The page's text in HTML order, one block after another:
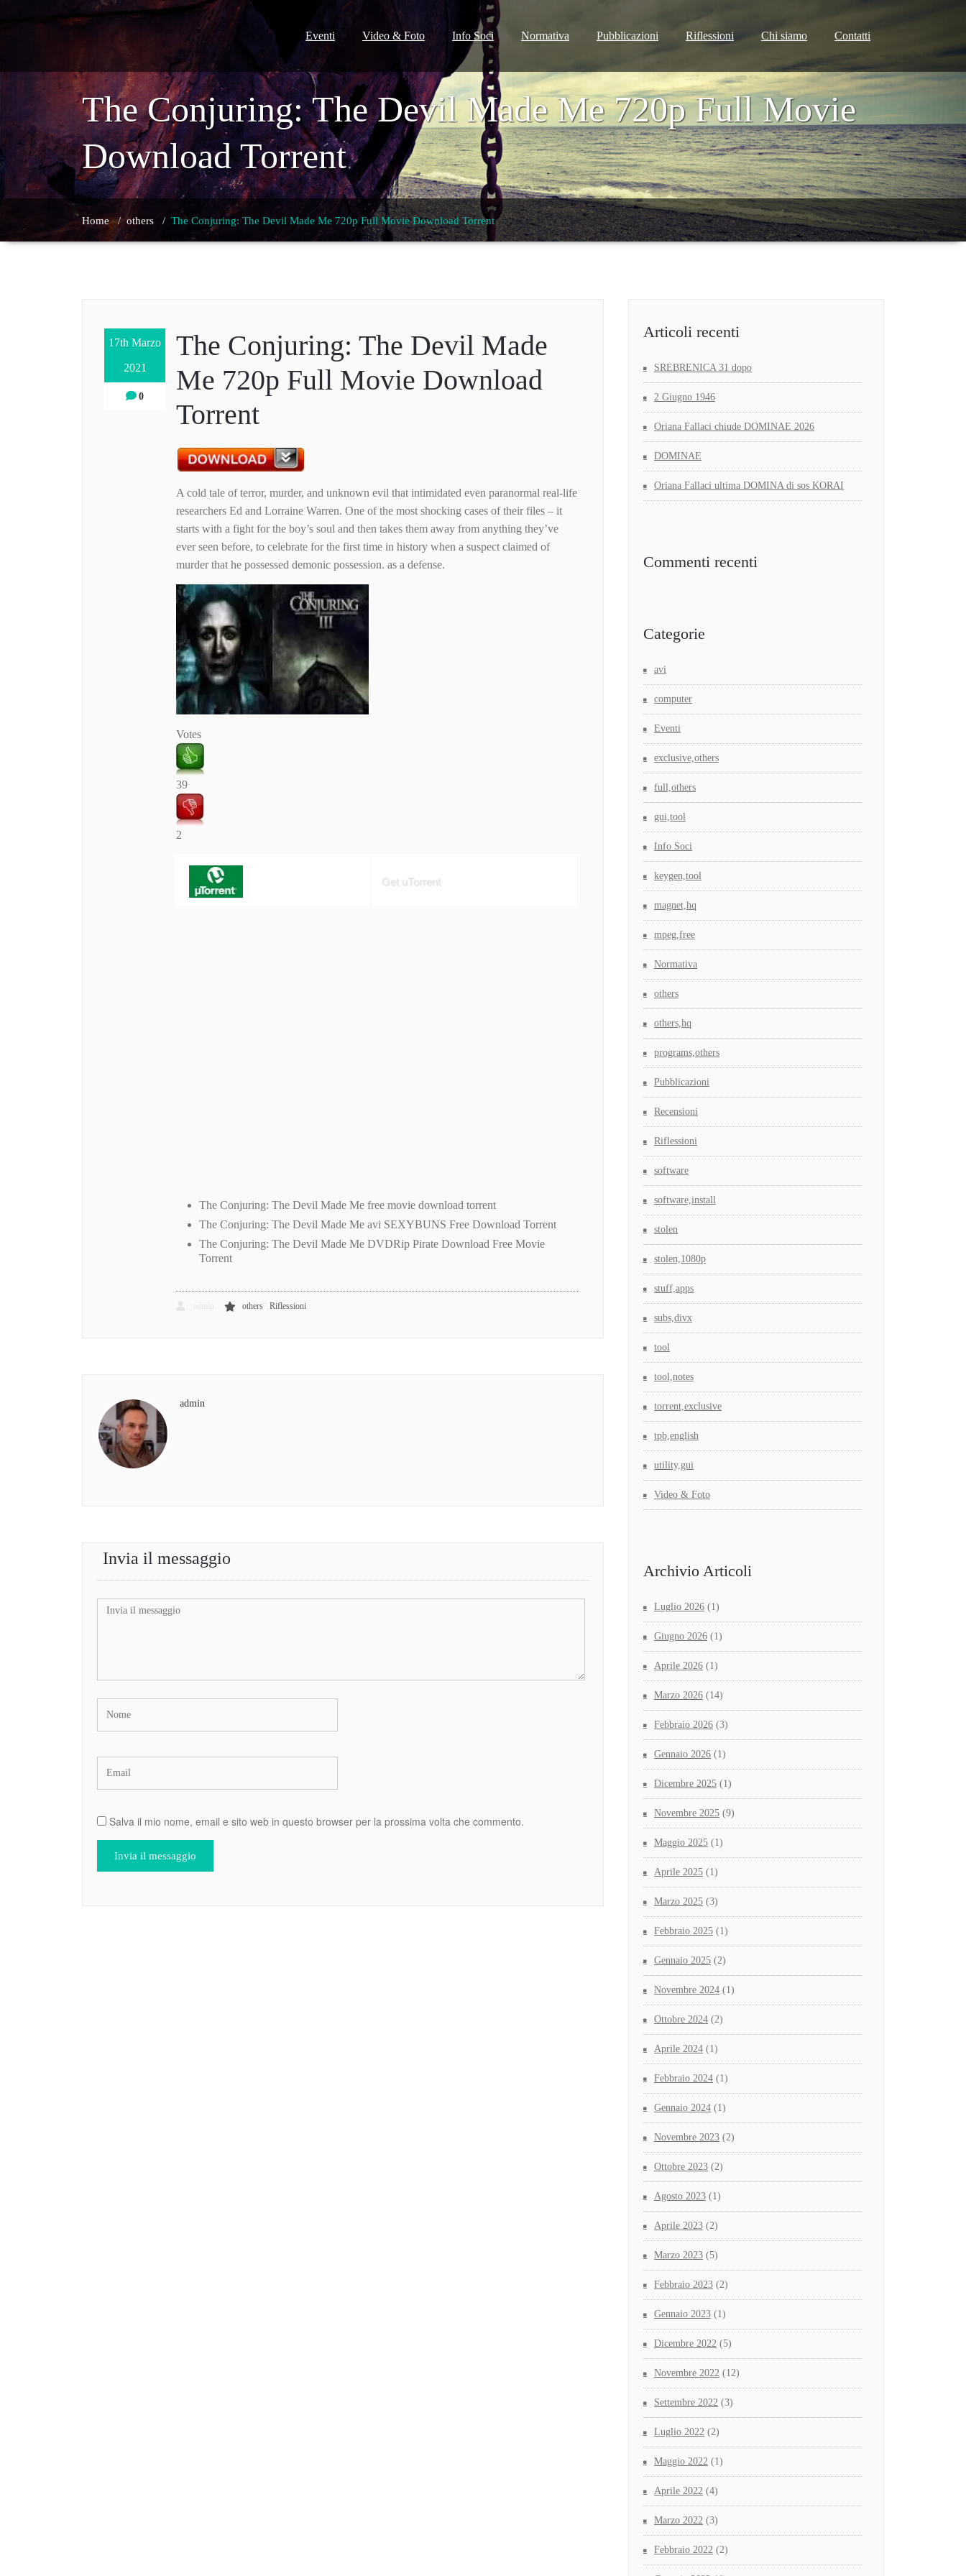
Eventi Video & Foto Info Soci Normativa Pubblicazioni Riflessioni Chi siamo Contatti
The Conjuring: The Devil Made Me 720p Full Movie
Download Torrent
Home/others / The Conjuring: The Devil Made Me 720p Full Movie Download Torrent
17th Marzo
2021
0
The Conjuring: The Devil Made
Me 720p Full Movie Download
Torrent
A cold tale of terror, murder, and unknown evil that intimidated even paranormal real-life
researchers Ed and Lorraine Warren. One of the most shocking cases of their files – it
starts with a fight for the boy’s soul and then takes them away from anything they’ve
ever seen before, to celebrate for the first time in history when a suspect claimed of
murder that he possessed demonic possession. as a defense.
Votes
39
2
Get uTorrent
The Conjuring: The Devil Made Me free movie download torrent
The Conjuring: The Devil Made Me avi SEXYBUNS Free Download Torrent
The Conjuring: The Devil Made Me DVDRip Pirate Download Free Movie
Torrent
others ,Riflessioni
admin
Invia il messaggio
Salva il mio nome, email e sito web in questo browser per la prossima volta che commento.
Articoli recenti
SREBRENICA 31 dopo
2 Giugno 1946
Oriana Fallaci chiude DOMINAE 2026
DOMINAE
Oriana Fallaci ultima DOMINA di sos KORAI
Commenti recenti
Categorie
avi
computer
Eventi
exclusive,others
full,others
gui,tool
Info Soci
keygen,tool
magnet,hq
mpeg,free
Normativa
others
others,hq
programs,others
Pubblicazioni
Recensioni
Riflessioni
software
software,install
stolen
stolen,1080p
stuff,apps
subs,divx
tool
tool,notes
torrent,exclusive
tpb,english
utility,gui
Video & Foto
Archivio Articoli
Luglio 2026 (1)
Giugno 2026 (1)
Aprile 2026 (1)
Marzo 2026 (14)
Febbraio 2026 (3)
Gennaio 2026 (1)
Dicembre 2025 (1)
Novembre 2025 (9)
Maggio 2025 (1)
Aprile 2025 (1)
Marzo 2025 (3)
Febbraio 2025 (1)
Gennaio 2025 (2)
Novembre 2024 (1)
Ottobre 2024 (2)
Aprile 2024 (1)
Febbraio 2024 (1)
Gennaio 2024 (1)
Novembre 2023 (2)
Ottobre 2023 (2)
Agosto 2023 (1)
Aprile 2023 (2)
Marzo 2023 (5)
Febbraio 2023 (2)
Gennaio 2023 (1)
Dicembre 2022 (5)
Novembre 2022 (12)
Settembre 2022 (3)
Luglio 2022 (2)
Maggio 2022 (1)
Aprile 2022 (4)
Marzo 2022 (3)
Febbraio 2022 (2)